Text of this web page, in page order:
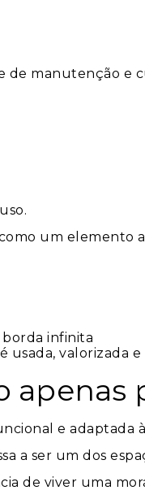
de manutenção e
um elemento
infinita
usada, valorizada
apenas
e adaptada
a ser um dos
de viver uma